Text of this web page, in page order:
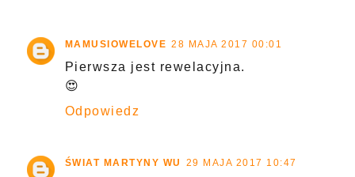
MAMUSIOWELOVE 28 MAJA 2017 00:01
Pierwsza jest rewelacyjna.
😍
Odpowiedz
ŚWIAT MARTYNY WU 29 MAJA 2017 10:47